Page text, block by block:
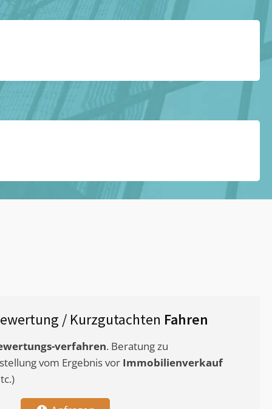
/ Kurzgutachten Fahren
verfahren. Beratung zu
vom Ergebnis vor Immobilienverkauf